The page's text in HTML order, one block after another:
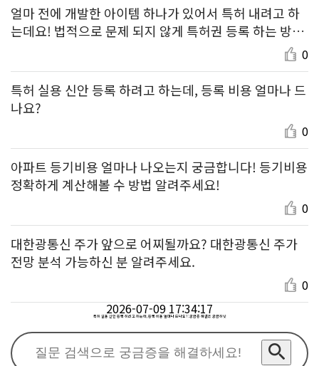
얼마 전에 개발한 아이템 하나가 있어서 특허 내려고 하
는데요! 법적으로 문제 되지 않게 특허권 등록 하는 방법
0
특허 실용 신안 등록 하려고 하는데, 등록 비용 얼마나 드
나요?
0
아파트 등기비용 얼마나 나오는지 궁금합니다! 등기비용
정확하게 계산해볼 수 방법 알려주세요!
0
대한광통신 주가 앞으로 어찌될까요? 대한광통신 주가
전망 분석 가능하신 분 알려주세요.
0
2026-07-09 17:34:17
특허 실용 신안 등록 하려고 하는데, 등록 비용 얼마나 드나요? : 궁금증 해결은 궁금하넷